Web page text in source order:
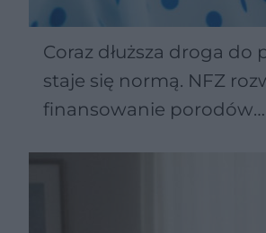
Coraz dłuższa droga do
staje się normą. NFZ
finansowanie porodów